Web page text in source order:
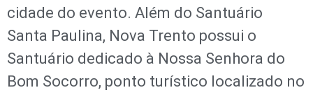
cidade do evento. Além do Santuário
Santa Paulina, Nova Trento possui o
Santuário dedicado à Nossa Senhora do
Bom Socorro, ponto turístico localizado no